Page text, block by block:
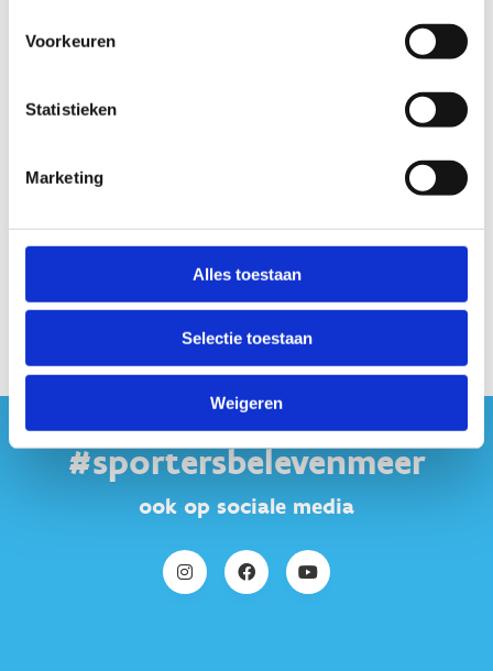
Voorkeuren
Statistieken
Marketing
Alles toestaan
Selectie toestaan
Weigeren
Bredabaan
Gemeentepark
#sportersbelevenmeer
ook op sociale media